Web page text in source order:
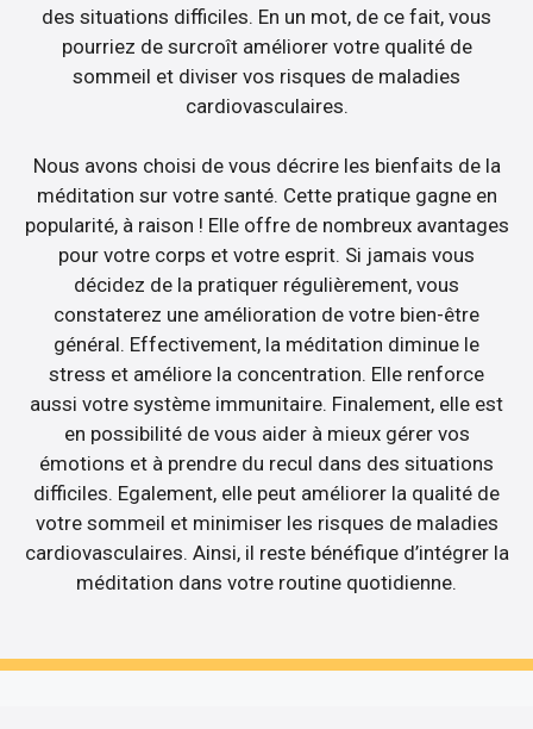
des situations difficiles. En un mot, de ce fait, vous
pourriez de surcroît améliorer votre qualité de
sommeil et diviser vos risques de maladies
cardiovasculaires.
Nous avons choisi de vous décrire les bienfaits de la
méditation sur votre santé. Cette pratique gagne en
popularité, à raison ! Elle offre de nombreux avantages
pour votre corps et votre esprit. Si jamais vous
décidez de la pratiquer régulièrement, vous
constaterez une amélioration de votre bien-être
général. Effectivement, la méditation diminue le
stress et améliore la concentration. Elle renforce
aussi votre système immunitaire. Finalement, elle est
en possibilité de vous aider à mieux gérer vos
émotions et à prendre du recul dans des situations
difficiles. Egalement, elle peut améliorer la qualité de
votre sommeil et minimiser les risques de maladies
cardiovasculaires. Ainsi, il reste bénéfique d’intégrer la
méditation dans votre routine quotidienne.